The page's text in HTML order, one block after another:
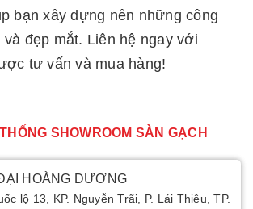
bạn xây dựng nên những công
đẹp mắt. Liên hệ ngay với
tư vấn và mua hàng!
SHOWROOM SÀN GẠCH
HOÀNG DƯƠNG
lộ 13, KP. Nguyễn Trãi, P. Lái Thiêu, TP.